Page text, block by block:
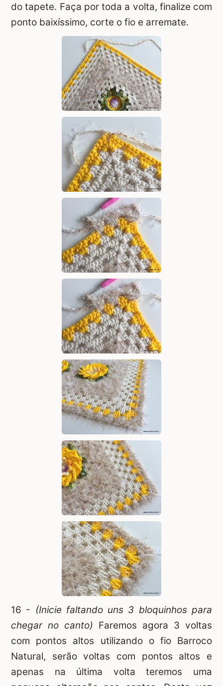
do tapete. Faça por toda a volta, finalize com
ponto baixíssimo, corte o fio e arremate.
16 - (Inicie faltando uns 3 bloquinhos para
chegar no canto) Faremos agora 3 voltas
com pontos altos utilizando o fio Barroco
Natural, serão voltas com pontos altos e
apenas na última volta teremos uma